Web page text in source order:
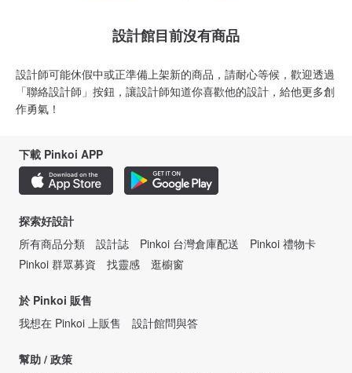
設計館目前沒有商品
設計師可能休假中或正準備上架新的商品，請耐心等候，歡迎透過
「聯絡設計師」按鈕，讓設計師知道你喜歡他的設計，給他更多創
作勇氣！
下載 Pinkoi APP
探索好設計
所有商品分類
設計誌 Pinkoi 台灣倉庫配送
Pinkoi 禮物卡
Pinkoi 群眾募資
找靈感 逛櫥窗
於 Pinkoi 販售
我想在 Pinkoi 上販售
設計館問與答
幫助 / 政策